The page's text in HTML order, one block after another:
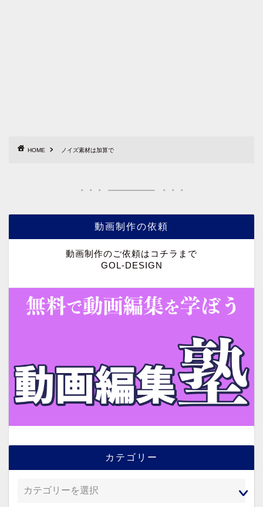
HOME ノイズ素材は加算で
動画制作の依頼
動画制作のご依頼はコチラまで
GOL-DESIGN
カテゴリー